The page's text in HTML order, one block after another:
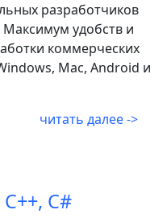
разработчиков
удобств и
коммерческих
Mac, Android и
читать далее ->
C#